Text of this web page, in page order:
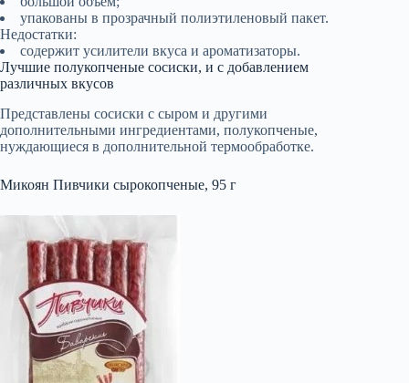
упакованы в прозрачный полиэтиленовый пакет.
Недостатки:
содержит усилители вкуса и ароматизаторы.
Лучшие полукопченые сосиски, и с добавлением
различных вкусов
Представлены сосиски с сыром и другими
дополнительными ингредиентами, полукопченые,
нуждающиеся в дополнительной термообработке.
Микоян Пивчики сырокопченые, 95 г